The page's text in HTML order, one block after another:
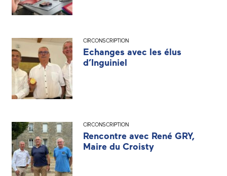
CIRCONSCRIPTION
Echanges avec les élus
d’Inguiniel
CIRCONSCRIPTION
Rencontre avec René GRY,
Maire du Croisty